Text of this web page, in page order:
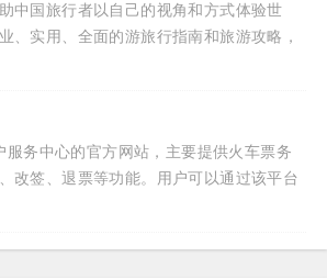
中国旅行者以自己的视角和方式体验世
、实用、全面的游旅行指南和旅游攻略，
游目的地信息和游记攻略的平台。
服务中心的官方网站，主要提供火车票务
改签、退票等功能。用户可以通过该平台
、余票情况以及进行在线支付等操作